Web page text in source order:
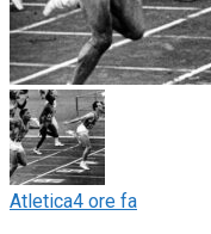
Atletica4 ore fa